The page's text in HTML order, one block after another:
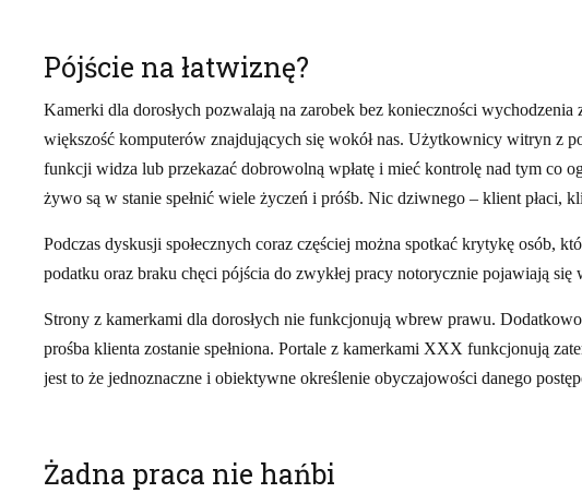
Pójście na łatwiznę?
Kamerki dla dorosłych pozwalają na zarobek bez konieczności
większość komputerów znajdujących się wokół nas. Użytkownicy witryn z
funkcji widza lub przekazać dobrowolną wpłatę i mieć kontrolę nad tym co
żywo są w stanie spełnić wiele życzeń i próśb. Nic dziwnego – klient płaci,
Podczas dyskusji społecznych coraz częściej można spotkać krytykę osób,
podatku oraz braku chęci pójścia do zwykłej pracy notorycznie pojawiają
Strony z kamerkami dla dorosłych nie funkcjonują wbrew prawu.
prośba klienta zostanie spełniona. Portale z kamerkami XXX funkcjonują
jest to że jednoznaczne i obiektywne określenie obyczajowości danego
Żadna praca nie hańbi